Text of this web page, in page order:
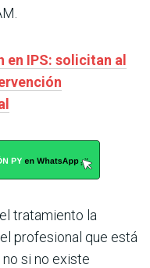
en IPS: solicitan al
tratamiento la
profesional que está
si no existe